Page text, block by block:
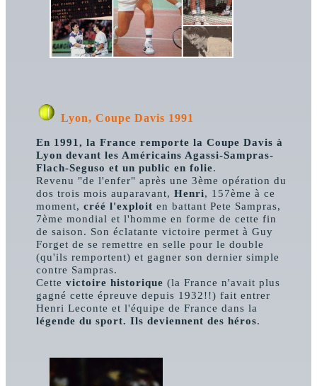
Lyon, Coupe Davis 1991
En 1991, la France remporte la Coupe Davis à
Lyon devant les Américains Agassi-Sampras-
Flach-Seguso et un public en folie.
Revenu "de l'enfer" après une 3ème opération du
dos trois mois auparavant,Henri, 157ème à ce
moment,créé l'exploit en battant Pete Sampras,
7ème mondial et l'homme en forme de cette fin
de saison. Son éclatante victoire permet à Guy
Forget de se remettre en selle pour le double
(qu'ils remportent) et gagner son dernier simple
contre Sampras.
Cettevictoire historique (la France n'avait plus
gagné cette épreuve depuis 1932!!) fait entrer
Henri Leconte et l'équipe de France dans la
légende du sport. Ils deviennent des héros.